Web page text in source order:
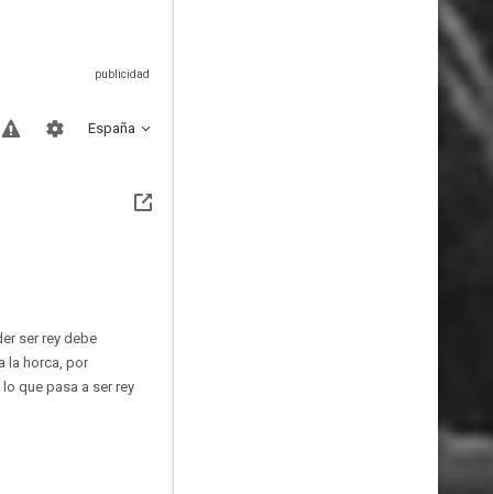
España
ser rey debe
la horca, por
que pasa a ser rey